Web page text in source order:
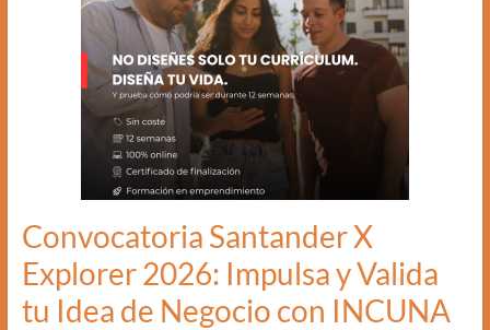
Convocatoria Santander X
Explorer 2026: Impulsa y Valida
tu Idea de Negocio con INCUNA